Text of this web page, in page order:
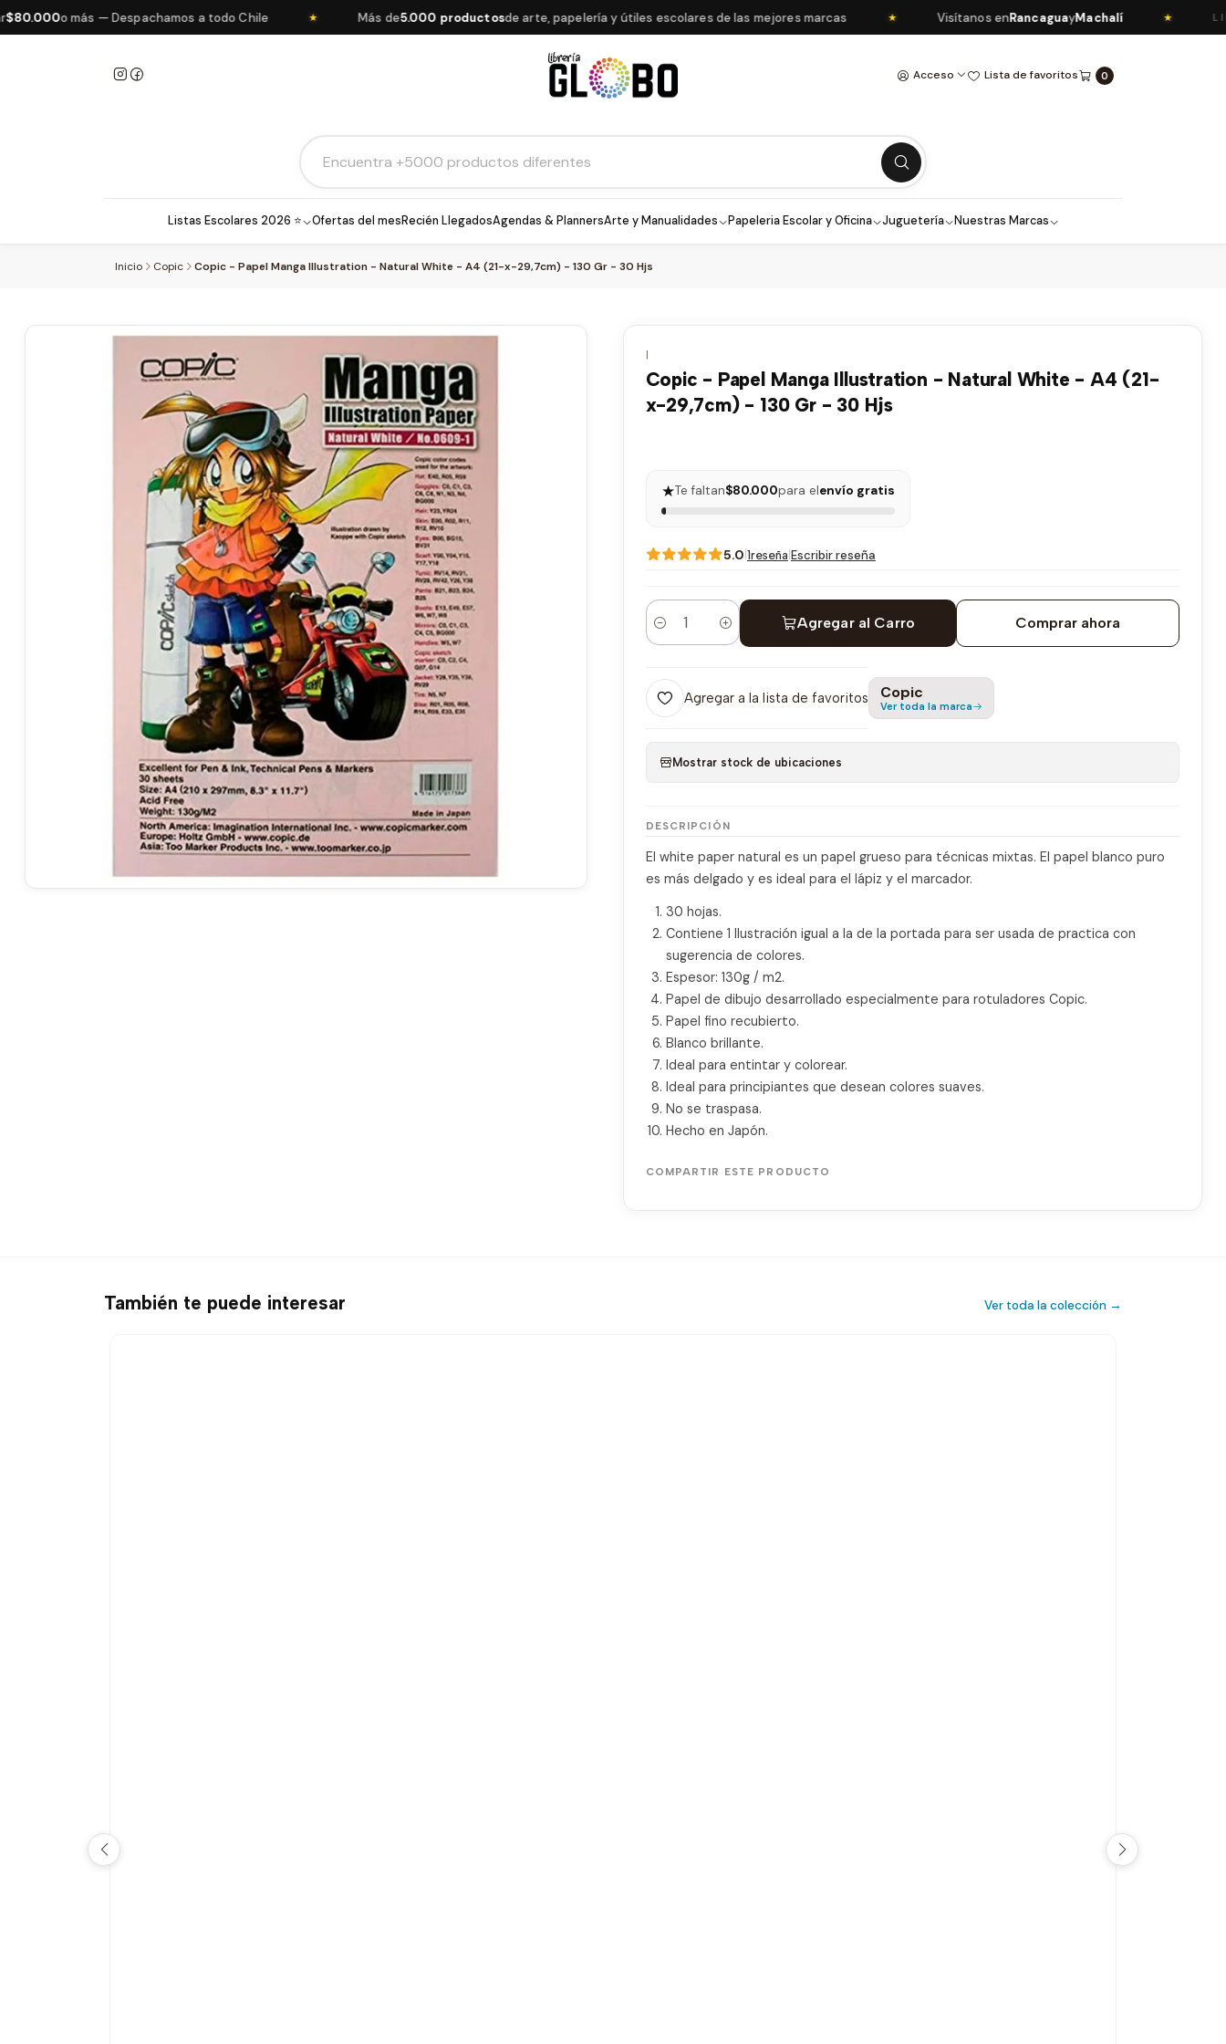
o más — Despachamos a todo Chile Más de5.000 productosde arte, papelería y útiles escolares de las mejores marcas Visítanos enRancaguayMachalí
Acceso Lista de favoritos 0
Listas Escolares 2026 ⭐ Ofertas del mesRecién LlegadosAgendas & PlannersArte y Manualidades Papeleria Escolar y Oficina Juguetería Nuestras Marcas
Inicio Copic Copic - Papel Manga Illustration - Natural White - A4 (21-x-29,7cm) - 130 Gr - 30 Hjs
|
Copic - Papel Manga Illustration - Natural White - A4 (21-
x-29,7cm) - 130 Gr - 30 Hjs
★Te faltan$80.000para elenvío gratis
5.0|1reseña|Escribir reseña
Cantidad Agregar al Carro Comprar ahora
Agregar a la lista de favoritos Copic
Ver toda la marca
Mostrar stock de ubicaciones
DESCRIPCIÓN
El white paper natural es un papel grueso para técnicas mixtas. El papel blanco puro
es más delgado y es ideal para el lápiz y el marcador.
30 hojas.
Contiene 1 Ilustración igual a la de la portada para ser usada de practica con
sugerencia de colores.
Espesor: 130g / m2.
Papel de dibujo desarrollado especialmente para rotuladores Copic.
Papel fino recubierto.
Blanco brillante.
Ideal para entintar y colorear.
Ideal para principiantes que desean colores suaves.
No se traspasa.
Hecho en Japón.
COMPARTIR ESTE PRODUCTO
También te puede interesar Ver toda la colección →